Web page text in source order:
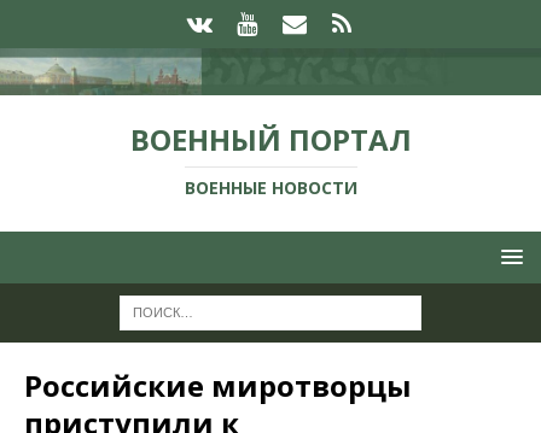
ВОЕННЫЙ ПОРТАЛ
ВОЕННЫЕ НОВОСТИ
Российские миротворцы
приступили к